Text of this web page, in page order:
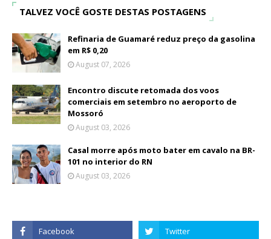
TALVEZ VOCÊ GOSTE DESTAS POSTAGENS
Refinaria de Guamaré reduz preço da gasolina
em R$ 0,20
August 07, 2026
Encontro discute retomada dos voos
comerciais em setembro no aeroporto de
Mossoró
August 03, 2026
Casal morre após moto bater em cavalo na BR-
101 no interior do RN
August 03, 2026